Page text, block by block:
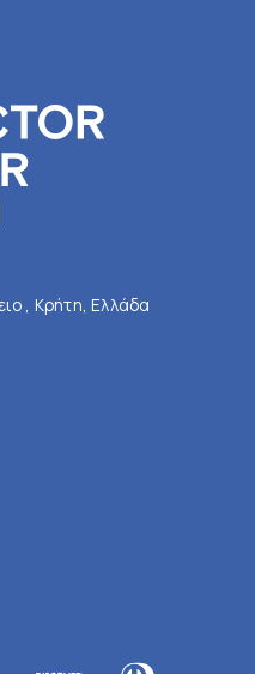
, Κρήτη, Ελλάδα